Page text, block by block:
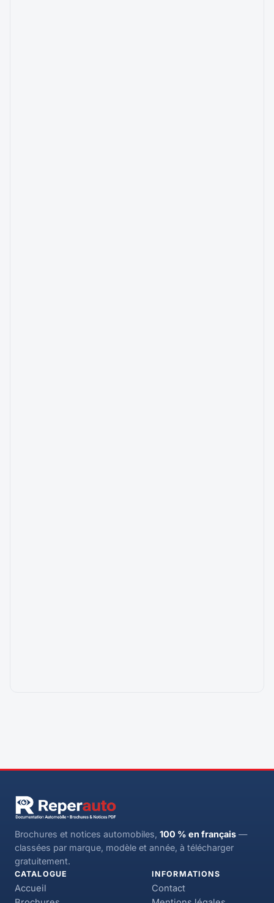
Brochures et notices automobiles, 100 % en français —
classées par marque, modèle et année, à télécharger
gratuitement.
CATALOGUE
Accueil
INFORMATIONS
Contact